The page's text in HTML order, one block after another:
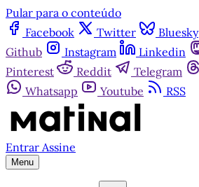
Pular para o conteúdo
Facebook
Twitter Bluesky
Github
Instagram Linkedin
Pinterest
Reddit Telegram
Whatsapp
Youtube RSS
Entrar Assine
Menu